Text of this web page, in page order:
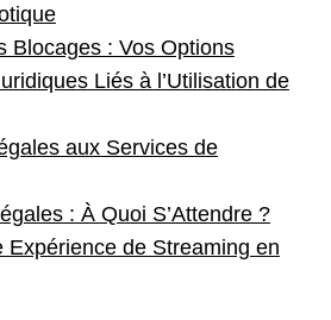
Blocages : Vos Options
Liés à l’Utilisation de
aux Services de
: À Quoi S’Attendre ?
Expérience de Streaming en